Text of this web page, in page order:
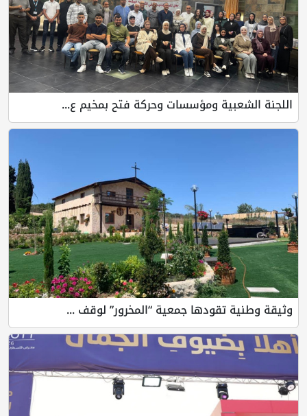
ومؤسسات وحركة فتح بمخيم ع...
جمعية “المخرور” لوقف ...